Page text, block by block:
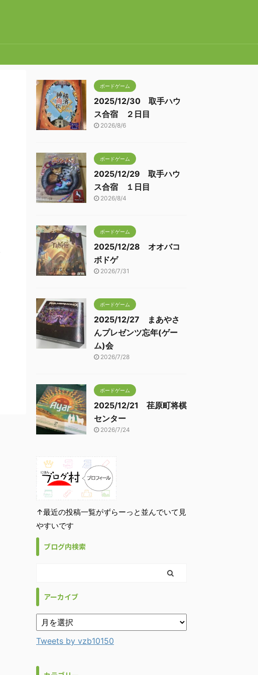
ボードゲーム
2025/12/30 取手ハウ
ス合宿 ２日目
2026/8/6
ボードゲーム
2025/12/29 取手ハウ
ス合宿 １日目
2026/8/4
ボードゲーム
2025/12/28 オオバコ
ボドゲ
2026/7/31
ボードゲーム
2025/12/27 まあやさ
んプレゼンツ忘年(ゲー
ム)会
2026/7/28
ボードゲーム
2025/12/21 荏原町将棋
センター
2026/7/24
↑最近の投稿一覧がずらーっと並んでいて見
やすいです
ブログ内検索
アーカイブ
Tweets by vzb10150